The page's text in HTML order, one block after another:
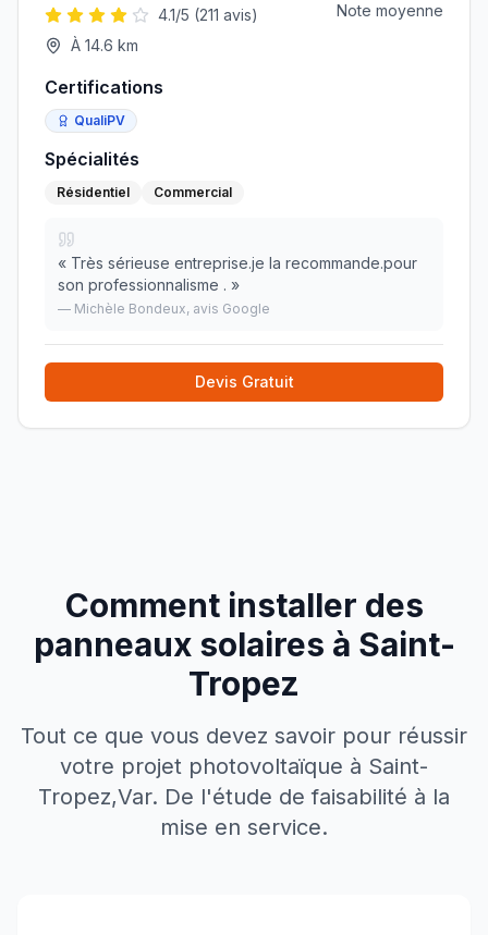
4.1/5 (211 avis)
À 14.6 km
Note moyenne
Certifications
QualiPV
Spécialités
Résidentiel Commercial
« Très sérieuse entreprise.je la recommande.pour
son professionnalisme . »
— Michèle Bondeux, avis Google
Devis Gratuit
Comment installer des
panneaux solaires à Saint-
Tropez
Tout ce que vous devez savoir pour réussir
votre projet photovoltaïque à Saint-
Tropez,Var. De l'étude de faisabilité à la
mise en service.